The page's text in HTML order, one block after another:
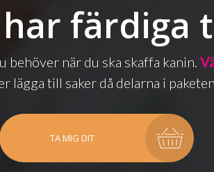
färdiga
när du ska skaffa kanin.
lägga till saker då delarna i
TA MIG DIT